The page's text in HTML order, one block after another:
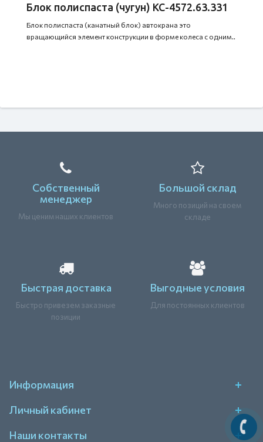
Блок полиспаста (чугун) КС-4572.63.331
Блок полиспаста (канатный блок) автокрана это
вращающийся элемент конструкции в форме колеса с одним..
Собственный
менеджер
Мы ценим наших клиентов
Большой склад
Много позиций на своем
складе
Быстрая доставка
Быстро привезем заказные
позиции
Выгодные условия
Для постоянных клиентов
Информация
Личный кабинет
Наши контакты